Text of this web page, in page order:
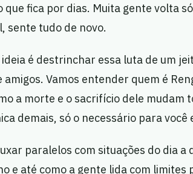
que fica por dias. Muita gente volta
sente tudo de novo.
é destrinchar essa luta de um
Vamos entender quem é
a morte e o sacrifício dele mudam
demais, só o necessário para
paralelos com situações do dia
e até como a gente lida com limites